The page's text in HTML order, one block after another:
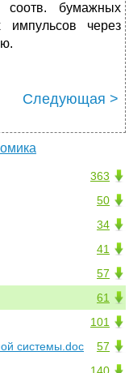
соотв. бумажных
импульсов через
Следующая >
363
50
34
41
57
61
101
57
системы.doc